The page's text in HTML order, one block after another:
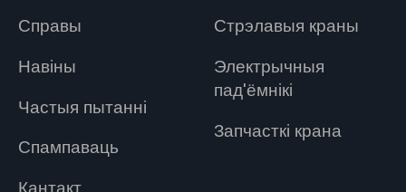
Справы
Навіны
Частыя пытанні
Спампаваць
Стрэлавыя краны
Электрычныя
пад'ёмнікі
Запчасткі крана